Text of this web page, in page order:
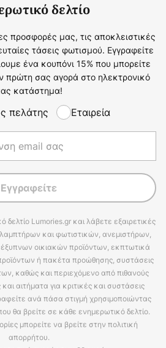
δελτίο
προσφορές μας, τις αποκλειστικές
τάσεις φωτισμού. Εγγραφείτε
ένα κουπόνι 15% που μπορείτε
πρώτη σας αγορά στο ηλεκτρονικό
κατάστημα!
πελάτης Εταιρεία
Εγγραφείτε
δελτίο Lumories.gr και λάβετε εξαιρετικές
και φωτιστικών, ανεμιστήρων,
οικιακών προϊόντων, εκπτωτικά
ή πακέτα προώθησης, συστάσεις
καθώς και περιεχόμενο από πιθανούς
αιτήματα για κριτικές και συστάσεις
ανά πάσα στιγμή χρησιμοποιώντας
θα βρείτε σε κάθε ενημερωτικό δελτίο.
μπορείτε να βρείτε στην πολιτική
απορρήτου.